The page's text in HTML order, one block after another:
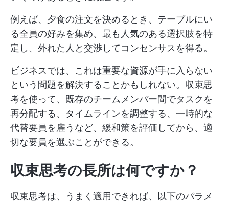
例えば、夕食の注文を決めるとき、テーブルにい
る全員の好みを集め、最も人気のある選択肢を特
定し、外れた人と交渉してコンセンサスを得る。
ビジネスでは、これは重要な資源が手に入らない
という問題を解決することかもしれない。収束思
考を使って、既存のチームメンバー間でタスクを
再分配する、タイムラインを調整する、一時的な
代替要員を雇うなど、緩和策を評価してから、適
切な要員を選ぶことができる。
収束思考の長所は何ですか？
収束思考は、うまく適用できれば、以下のパラメ